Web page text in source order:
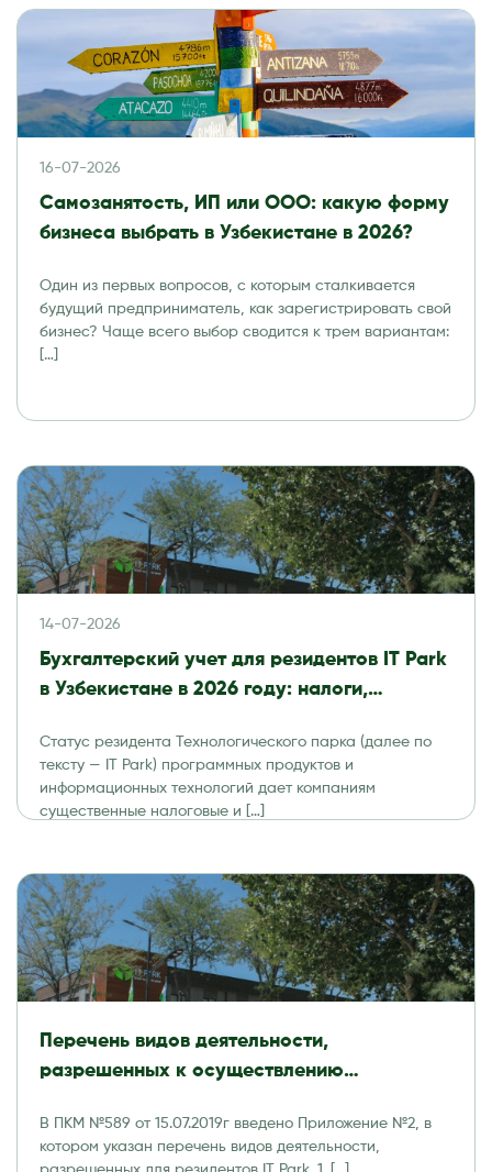
16-07-2026
Самозанятость, ИП или ООО: какую форму
бизнеса выбрать в Узбекистане в 2026?
Один из первых вопросов, с которым сталкивается
будущий предприниматель, как зарегистрировать свой
бизнес? Чаще всего выбор сводится к трем вариантам:
[…]
14-07-2026
Бухгалтерский учет для резидентов IT Park
в Узбекистане в 2026 году: налоги,
Статус резидента Технологического парка (далее по
тексту — IT Park) программных продуктов и
информационных технологий дает компаниям
существенные налоговые и […]
Перечень видов деятельности,
разрешенных к осуществлению
программных продуктов и
информационных технологий (IT Park)
В ПКМ №589 от 15.07.2019г введено Приложение №2, в
котором указан перечень видов деятельности,